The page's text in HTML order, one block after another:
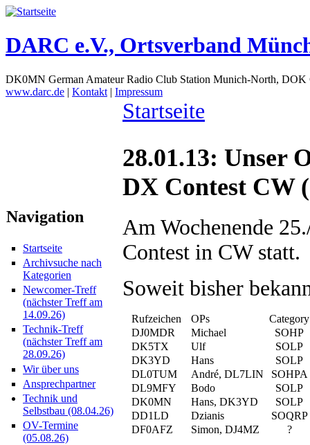
DARC e.V., Ortsverband
DK0MN German Amateur Radio Club Station Munich-North,
www.darc.de | Kontakt | Impressum
Navigation
Startseite
Archivsuche nach
Kategorien
Newcomer-Treff
(nächster Treff am
14.09.26)
Technik-Treff
(nächster Treff am
28.09.26)
Wir über uns
Ansprechpartner
Technik und
Selbstbau (08.04.26)
OV-Termine
(05.08.26)
Startseite
28.01.13: Unser
DX Contest CW
Am Wochenende
Contest in CW statt.
Soweit bisher
Rufzeichen OPs
Category
DJ0MDR
Michael
SOHP
DK5TX
Ulf
SOLP
DK3YD
Hans
SOLP
DL0TUM
André, DL7LIN
SOHPA
DL9MFY
Bodo
SOLP
DK0MN
Hans, DK3YD
SOLP
DD1LD
Dzianis
SOQRP
DF0AFZ
Simon, DJ4MZ ?